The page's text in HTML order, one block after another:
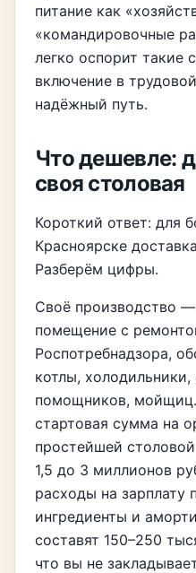
питание как
«командировочные
легко оспорит такие
включение в
надёжный путь.
Что дешевле:
своя столовая
Короткий ответ: для
Красноярске
Разберём цифры.
Своё производство
помещение с
Роспотребнадзора,
котлы,
помощников,
стартовая сумма на
простейшей
1,5 до 3 миллионов
расходы на зарплату
ингредиенты и
составят 150–250
что вы не